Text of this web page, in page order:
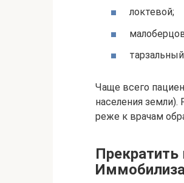
локтевой;
Чаще всего
населения
реже к врачам
Прекратить